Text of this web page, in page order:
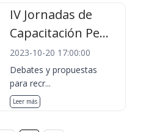
IV Jornadas de
Capacitación Pe...
2023-10-20 17:00:00
Debates y propuestas
para recr...
Leer más